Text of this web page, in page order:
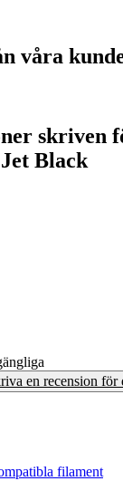
våra
skriven
Black
en recension för
filament